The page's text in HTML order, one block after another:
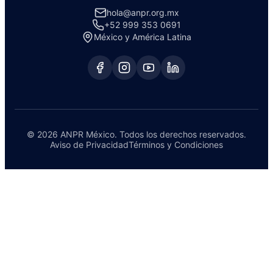
hola@anpr.org.mx
+52 999 353 0691
México y América Latina
© 2026 ANPR México. Todos los derechos reservados.
Aviso de PrivacidadTérminos y Condiciones